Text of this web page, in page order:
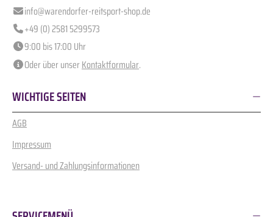
info@warendorfer-reitsport-shop.de
+49 (0) 2581 5299573
9:00 bis 17:00 Uhr
Oder über unserKontaktformular.
WICHTIGE SEITEN
AGB
Impressum
Versand- und Zahlungsinformationen